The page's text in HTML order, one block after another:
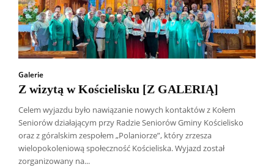
Galerie
Z wizytą w Kościelisku [Z GALERIĄ]
Celem wyjazdu było nawiązanie nowych kontaktów z Kołem
Seniorów działającym przy Radzie Seniorów Gminy Kościelisko
oraz z góralskim zespołem „Polaniorze”, który zrzesza
wielopokoleniową społeczność Kościeliska. Wyjazd został
zorganizowany na...